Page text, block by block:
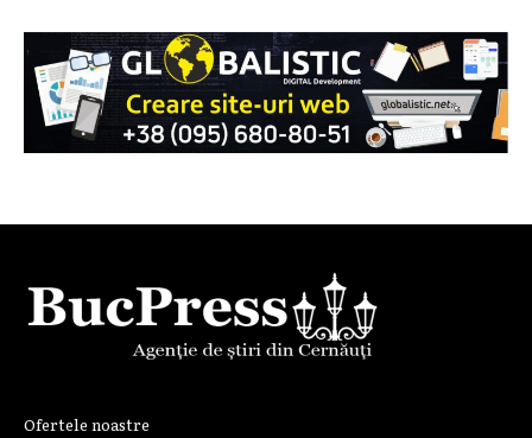
Ofertele noastre